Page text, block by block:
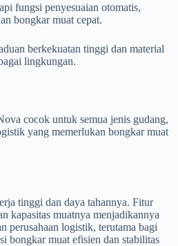
fungsi penyesuaian otomatis,
bongkar muat cepat.
berkekuatan tinggi dan material
lingkungan.
cocok untuk semua jenis gudang,
yang memerlukan bongkar muat
tinggi dan daya tahannya. Fitur
kapasitas muatnya menjadikannya
perusahaan logistik, terutama bagi
bongkar muat efisien dan stabilitas